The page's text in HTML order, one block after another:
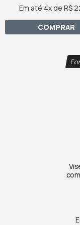
Em até 4x de R$
COMPRAR